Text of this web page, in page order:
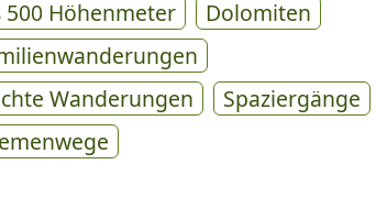
500 Höhenmeter
Dolomiten
Wanderungen
Spaziergänge